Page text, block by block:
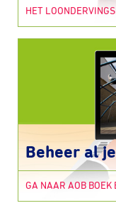
HET
Beheer al
GA NAAR AOB BOEK